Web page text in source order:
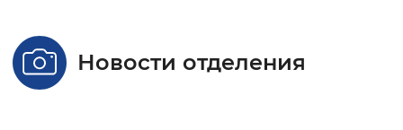
Стандартный Увеличенный
Новости отделения